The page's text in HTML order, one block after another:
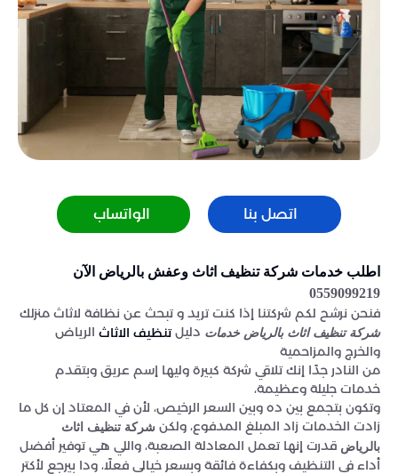
اتصل بنا الواتساب
اطلب خدمات شركة تنظيف اثاث وعفش بالرياض الآن
0559099219
فنحن نرشح لكم شركتنا إذا كنت تريد و تبحث عن نظافة لاثاث منزلك
شركة تنظيف اثاث بالرياض خدمات دليلتنظيف الاثاث الرياض
والخرج والمزاحمية
من النادر جدًا إنك تلاقي شركة كبيرة وليها إسم عريق وبتقدم
خدمات جليلة وعظيمة،
وتكون بتجمع بين ده وبين السعر الرخيص، لأن في المعتاد إن كل ما
زادت الخدمات زاد المبلغ المدفوع، ولكن شركة تنظيف اثاث
بالرياض قدرت إنها تعمل المعادلة الصعبة، واللي هي توفير أفضل
أداء في التنظيف وبكفاءة فائقة وبسعر خيالي فعلًا، ودا بيرجع لأكتر